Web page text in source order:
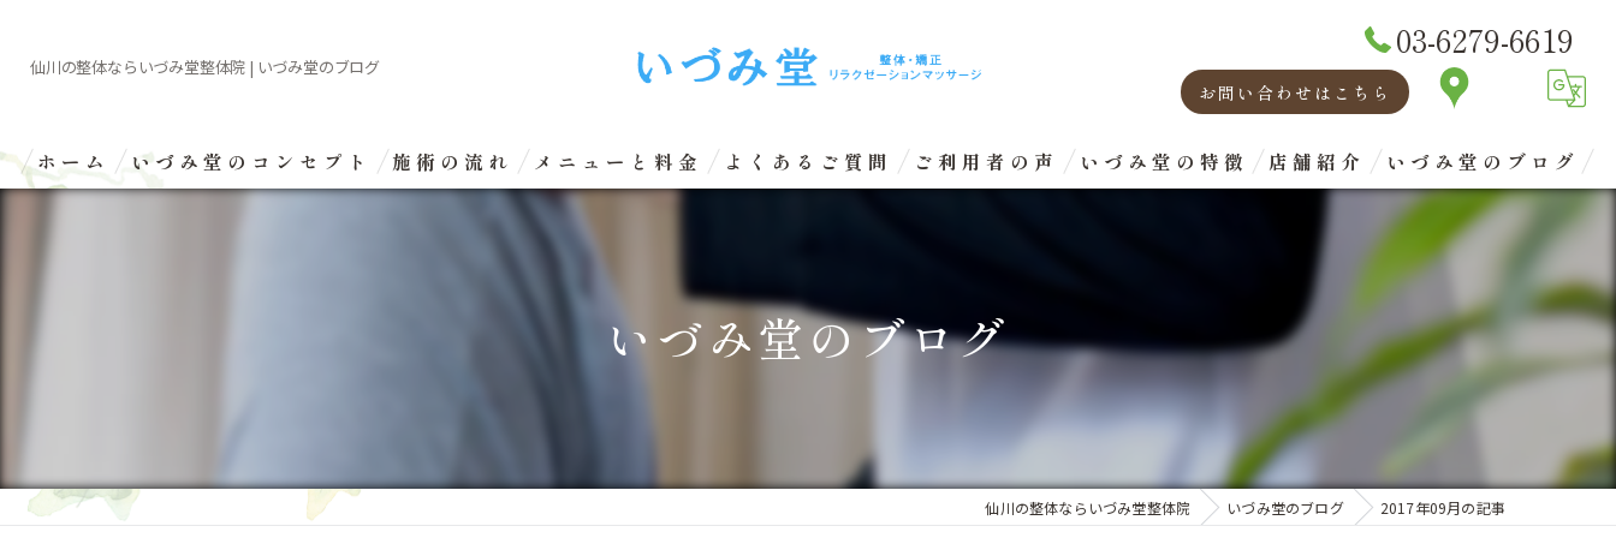
仙川の整体ならいづみ堂整体院 | いづみ堂のブログ
03-6279-6619
お問い合わせはこちら
ホーム いづみ堂のコンセプト 施術の流れ メニューと料金
リラクゼーションマッサージ
整体矯正（骨盤矯正）
眼精疲労改善コース
よくあるご質問 ご利用者の声 いづみ堂の特徴
肩こり
店舗紹介
代表あいさつ
いづみ堂のブログ
いづみ堂のブログ
仙川の整体ならいづみ堂整体院 いづみ堂のブログ 2017年09月の記事